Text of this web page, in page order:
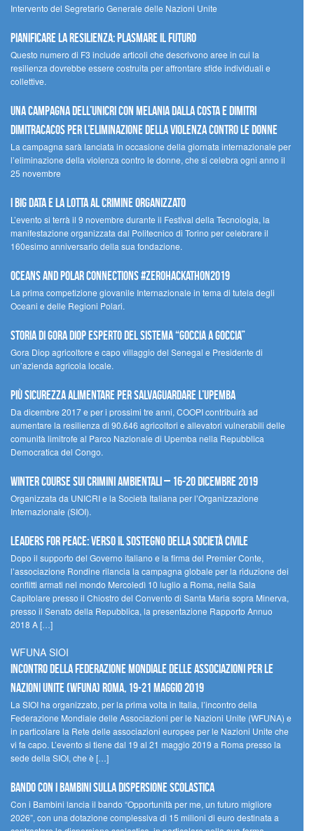
Intervento del Segretario Generale delle Nazioni Unite
Pianificare la resilienza: plasmare il futuro
Questo numero di F3 include articoli che descrivono aree in cui la
resilienza dovrebbe essere costruita per affrontare sfide individuali e
collettive.
Una campagna dell’UNICRI con Melania Dalla Costa e Dimitri
Dimitracacos per l’eliminazione della violenza contro le donne
La campagna sarà lanciata in occasione della giornata internazionale per
l’eliminazione della violenza contro le donne, che si celebra ogni anno il
25 novembre
I Big Data e la lotta al crimine organizzato
L’evento si terrà il 9 novembre durante il Festival della Tecnologia, la
manifestazione organizzata dal Politecnico di Torino per celebrare il
160esimo anniversario della sua fondazione.
Oceans and Polar Connections #ZEROHackathon2019
La prima competizione giovanile Internazionale in tema di tutela degli
Oceani e delle Regioni Polari.
STORIA DI GORA DIOP ESPERTO DEL SISTEMA “GOCCIA A GOCCIA”
Gora Diop agricoltore e capo villaggio del Senegal e Presidente di
un’azienda agricola locale.
Più sicurezza alimentare per salvaguardare l’Upemba
Da dicembre 2017 e per i prossimi tre anni, COOPI contribuirà ad
aumentare la resilienza di 90.646 agricoltori e allevatori vulnerabili delle
comunità limitrofe al Parco Nazionale di Upemba nella Repubblica
Democratica del Congo.
Winter Course sui Crimini Ambientali – 16-20 Dicembre 2019
Organizzata da UNICRI e la Società Italiana per l’Organizzazione
Internazionale (SIOI).
Leaders for peace: verso il sostegno della società civile
Dopo il supporto del Governo italiano e la firma del Premier Conte,
l’associazione Rondine rilancia la campagna globale per la riduzione dei
conflitti armati nel mondo Mercoledì 10 luglio a Roma, nella Sala
Capitolare presso il Chiostro del Convento di Santa Maria sopra Minerva,
presso il Senato della Repubblica, la presentazione Rapporto Annuo
2018 A […]
WFUNA SIOI
Incontro della Federazione Mondiale delle Associazioni per le
Nazioni Unite (WFUNA) Roma, 19-21 maggio 2019
La SIOI ha organizzato, per la prima volta in Italia, l’incontro della
Federazione Mondiale delle Associazioni per le Nazioni Unite (WFUNA) e
in particolare la Rete delle associazioni europee per le Nazioni Unite che
vi fa capo. L’evento si tiene dal 19 al 21 maggio 2019 a Roma presso la
sede della SIOI, che è […]
Bando Con i Bambini sulla dispersione scolastica
Con i Bambini lancia il bando “Opportunità per me, un futuro migliore
2026”, con una dotazione complessiva di 15 milioni di euro destinata a